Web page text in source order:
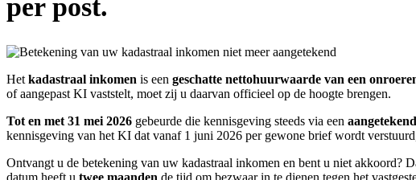
per post.
Het kadastraal inkomen is een geschatte nettohuurwaarde van een
of aangepast KI vaststelt, moet zij u daarvan officieel op de hoogte brengen.
Tot en met 31 mei 2026 gebeurde die kennisgeving steeds via een
kennisgeving van het KI dat vanaf 1 juni 2026 per gewone brief wordt
Ontvangt u de betekening van uw kadastraal inkomen en bent u niet akkoord?